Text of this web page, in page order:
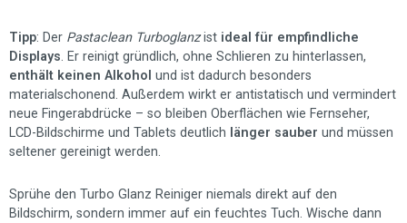
Tipp: Der Pastaclean Turboglanzist ideal für empfindliche
Displays. Er reinigt gründlich, ohne Schlieren zu hinterlassen,
enthält keinen Alkohol und ist dadurch besonders
materialschonend. Außerdem wirkt er antistatisch und vermindert
neue Fingerabdrücke – so bleiben Oberflächen wie Fernseher,
LCD-Bildschirme und Tablets deutlich länger sauber und müssen
seltener gereinigt werden.
Sprühe den Turbo Glanz Reiniger niemals direkt auf den
Bildschirm, sondern immer auf ein feuchtes Tuch. Wische dann